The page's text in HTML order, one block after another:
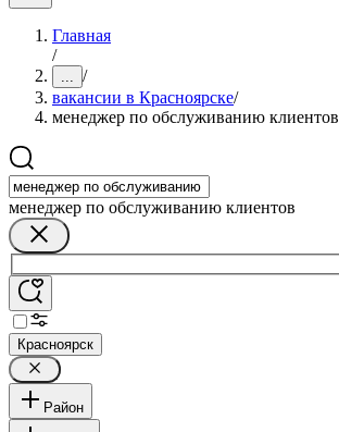
Главная
/
... /
вакансии в Красноярске/
менеджер по обслуживанию клиентов
менеджер по обслуживанию клиентов
Красноярск
Район